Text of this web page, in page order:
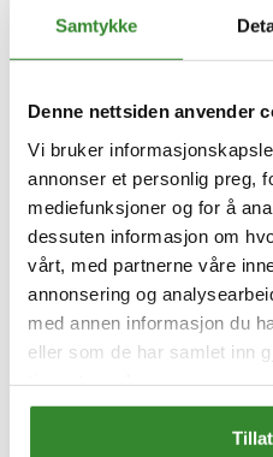
Samtykke
Denne nettsiden anvender
Vi bruker
annonser et personlig preg,
mediefunksjoner og for å
dessuten informasjon om
vårt, med partnerne våre
annonsering og
med annen informasjon du
eller som de har samlet inn
Sosa eple vinegar pulver
200g
Pris
kr 495,58 /stk
Tilgjengelig
Kjøp